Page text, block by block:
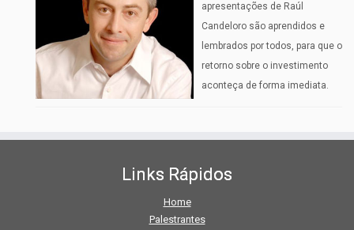
apresentações de Raúl
Candeloro são aprendidos e
lembrados por todos, para que o
retorno sobre o investimento
aconteça de forma imediata.
Links Rápidos
Home
Palestrantes